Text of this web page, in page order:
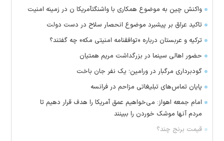
واکنش چین به موضوع همکاری با واشنگتآمریکا ن در زمینه امنیت
تاکید عراق بر پیشبرد موضوع انحصار سلاح در دست دولت
ترکیه و عربستان درباره «توافقنامه امنیتی مکه» چه گفتند؟
حضور اهالی سینما در بزرگداشت مریم همتیان
گودبرداری مرگبار در ورامین؛ یک نفر جان باخت
پایان تماس‌های تبلیغاتی مزاحم در فرانسه
امام جمعه اهواز: می‌خواهیم عمق آمریکا را هدف قرار دهیم تا
مردم آنها موشک خوردن را ببینند
قیمت برنج چند؟